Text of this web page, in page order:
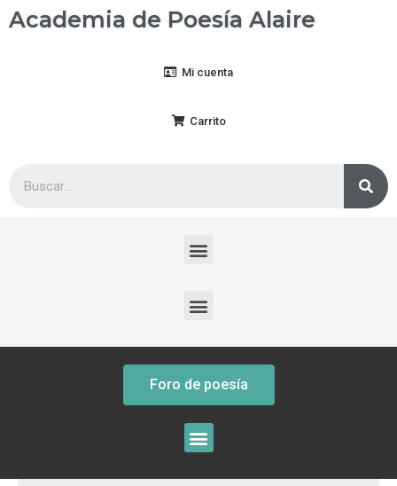
Academia de Poesía Alaire
Mi cuenta
Carrito
Foro de poesía